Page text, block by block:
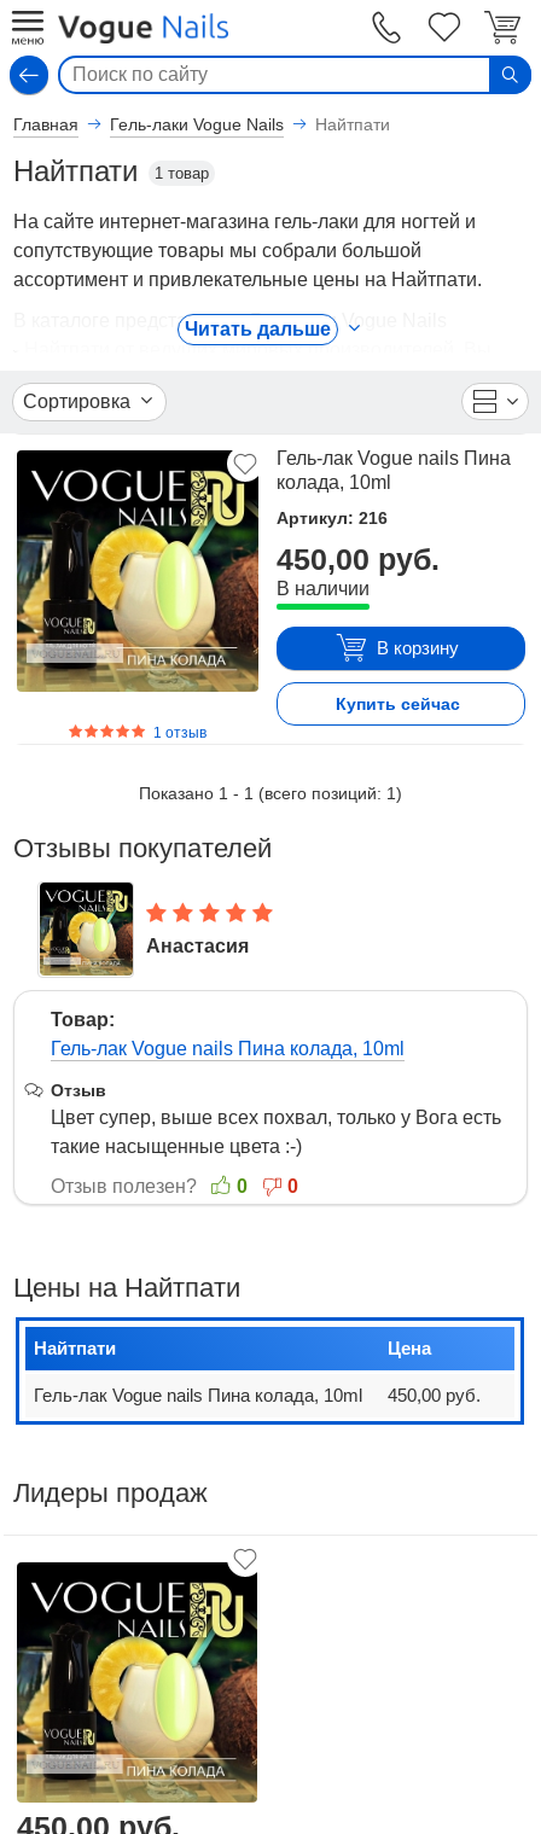
Главная Гель-лаки Vogue Nails Найтпати
Найтпати 1 товар
На сайте интернет-магазина гель-лаки для ногтей и
сопутствующие товары мы собрали большой
ассортимент и привлекательные цены на Найтпати.
В каталоге представлены Гель-лаки Vogue Nails
- Найтпати от ведущих мировых производителей. Вы
можете ознакомиться с фотографиями, описанием
товаров, отзывами покупателей, техническими
модели и выбрать лучшую стоимость.
Для того чтобы купить Найтпати, достаточно оформить
заявку на сайте или связаться с консультантом в
режиме on-line.
Читать дальше
Сортировка
1 отзыв
Гель-лак Vogue nails Пина
колада, 10ml
Артикул: 216
450,00 руб.
В наличии
В корзину
Купить сейчас
Показано 1 - 1 (всего позиций: 1)
Отзывы покупателей
Анастасия
Товар:
Гель-лак Vogue nails Пина колада, 10ml
Отзыв
Цвет супер, выше всех похвал, только у Вога есть
такие насыщенные цвета :-)
Отзыв полезен?
0 0
Цены на Найтпати
Найтпати Цена
Гель-лак Vogue nails Пина колада, 10ml 450,00 руб.
Лидеры продаж
450,00 руб.